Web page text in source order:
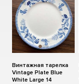
Винтажная тарелка
Vintage Plate Blue
White Large 14